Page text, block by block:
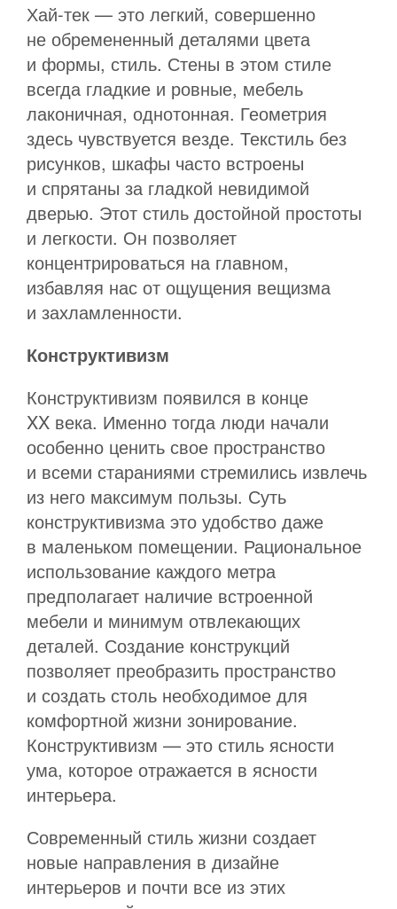
Хай-тек — это легкий, совершенно
не обремененный деталями цвета
и формы, стиль. Стены в этом стиле
всегда гладкие и ровные, мебель
лаконичная, однотонная. Геометрия
здесь чувствуется везде. Текстиль без
рисунков, шкафы часто встроены
и спрятаны за гладкой невидимой
дверью. Этот стиль достойной простоты
и легкости. Он позволяет
концентрироваться на главном,
избавляя нас от ощущения вещизма
и захламленности.
Конструктивизм
Конструктивизм появился в конце
XX века. Именно тогда люди начали
особенно ценить свое пространство
и всеми стараниями стремились извлечь
из него максимум пользы. Суть
конструктивизма это удобство даже
в маленьком помещении. Рациональное
использование каждого метра
предполагает наличие встроенной
мебели и минимум отвлекающих
деталей. Создание конструкций
позволяет преобразить пространство
и создать столь необходимое для
комфортной жизни зонирование.
Конструктивизм — это стиль ясности
ума, которое отражается в ясности
интерьера.
Современный стиль жизни создает
новые направления в дизайне
интерьеров и почти все из этих